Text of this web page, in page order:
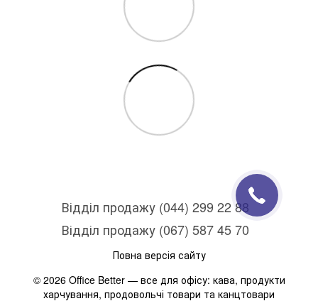
Відділ продажу (044) 299 22 88
Відділ продажу (067) 587 45 70
Повна версія сайту
© 2026 Office Better — все для офісу: кава, продукти
харчування, продовольчі товари та канцтовари